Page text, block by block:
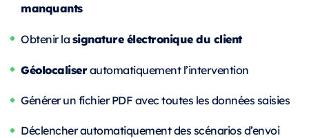
manquants
Obtenir lasignature électronique du client
Géolocaliserautomatiquement l’intervention
Générer un fichier PDF avec toutes les données saisies
Déclencher automatiquement des scénarios d’envoi